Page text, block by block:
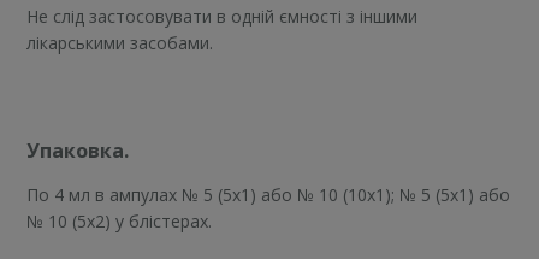
Не слід застосовувати в одній ємності з іншими
лікарськими засобами.
Упаковка.
По 4 мл в ампулах № 5 (5х1) або № 10 (10х1); № 5 (5х1) або
№ 10 (5х2) у блістерах.